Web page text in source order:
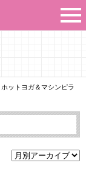
ットヨガ＆マシンピラ
ションシステム